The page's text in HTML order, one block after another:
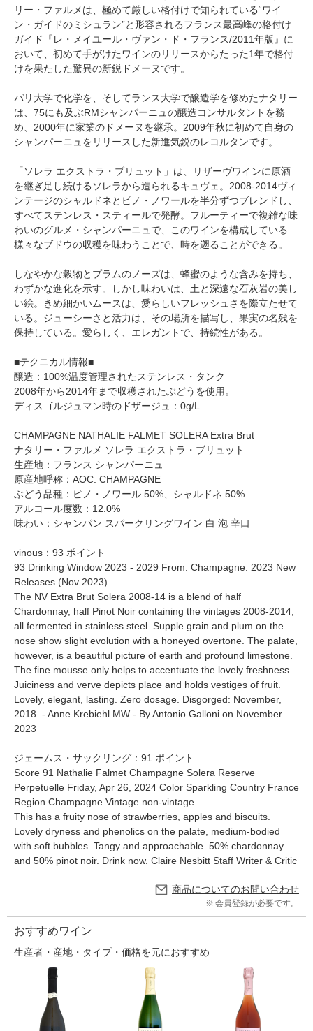
リー・ファルメは、極めて厳しい格付けで知られている“ワイ
ン・ガイドのミシュラン”と形容されるフランス最高峰の格付け
ガイド『レ・メイユール・ヴァン・ド・フランス/2011年版』に
おいて、初めて手がけたワインのリリースからたった1年で格付
けを果たした驚異の新鋭ドメーヌです。
パリ大学で化学を、そしてランス大学で醸造学を修めたナタリー
は、75にも及ぶRMシャンパーニュの醸造コンサルタントを務
め、2000年に家業のドメーヌを継承。2009年秋に初めて自身の
シャンパーニュをリリースした新進気鋭のレコルタンです。
「ソレラ エクストラ・ブリュット」は、リザーヴワインに原酒
を継ぎ足し続けるソレラから造られるキュヴェ。2008-2014ヴィ
ンテージのシャルドネとピノ・ノワールを半分ずつブレンドし、
すべてステンレス・スティールで発酵。フルーティーで複雑な味
わいのグルメ・シャンパーニュで、このワインを構成している
様々なブドウの収穫を味わうことで、時を遡ることができる。
しなやかな穀物とプラムのノーズは、蜂蜜のような含みを持ち、
わずかな進化を示す。しかし味わいは、土と深遠な石灰岩の美し
い絵。きめ細かいムースは、愛らしいフレッシュさを際立たせて
いる。ジューシーさと活力は、その場所を描写し、果実の名残を
保持している。愛らしく、エレガントで、持続性がある。
■テクニカル情報■
醸造：100%温度管理されたステンレス・タンク
2008年から2014年まで収穫されたぶどうを使用。
ディスゴルジュマン時のドザージュ：0g/L
CHAMPAGNE NATHALIE FALMET SOLERA Extra Brut
ナタリー・ファルメ ソレラ エクストラ・ブリュット
生産地：フランス シャンパーニュ
原産地呼称：AOC. CHAMPAGNE
ぶどう品種：ピノ・ノワール 50%、シャルドネ 50%
アルコール度数：12.0%
味わい：シャンパン スパークリングワイン 白 泡 辛口
vinous：93 ポイント
93 Drinking Window 2023 - 2029 From: Champagne: 2023 New
Releases (Nov 2023)
The NV Extra Brut Solera 2008-14 is a blend of half
Chardonnay, half Pinot Noir containing the vintages 2008-2014,
all fermented in stainless steel. Supple grain and plum on the
nose show slight evolution with a honeyed overtone. The palate,
however, is a beautiful picture of earth and profound limestone.
The fine mousse only helps to accentuate the lovely freshness.
Juiciness and verve depicts place and holds vestiges of fruit.
Lovely, elegant, lasting. Zero dosage. Disgorged: November,
2018. - Anne Krebiehl MW - By Antonio Galloni on November
2023
ジェームス・サックリング：91 ポイント
Score 91 Nathalie Falmet Champagne Solera Reserve
Perpetuelle Friday, Apr 26, 2024 Color Sparkling Country France
Region Champagne Vintage non-vintage
This has a fruity nose of strawberries, apples and biscuits.
Lovely dryness and phenolics on the palate, medium-bodied
with soft bubbles. Tangy and approachable. 50% chardonnay
and 50% pinot noir. Drink now. Claire Nesbitt Staff Writer & Critic
商品についてのお問い合わせ
会員登録が必要です。
おすすめワイン
生産者・産地・タイプ・価格を元におすすめ